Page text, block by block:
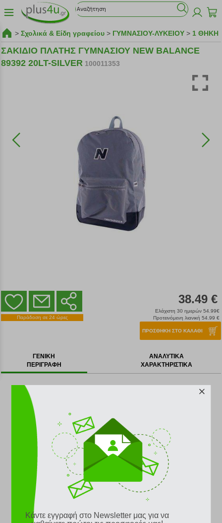
> Σχολικά & Είδη γραφείου > ΓΥΜΝΑΣΙΟΥ-ΛΥΚΕΙΟΥ > 1 ΘΗΚΗ
ΣΑΚΙΔΙΟ ΠΛΑΤΗΣ ΓΥΜΝΑΣΙΟΥ NEW BALANCE
89392 20LT-SILVER 100011353
Παράδοση σε 24 ώρες
38.49 €
Ελάχιστη 30 ημερών 54.99€
Προτεινόμενη λιανική 54.99 €
ΠΡΟΣΘΗΚΗ ΣΤΟ ΚΑΛΑΘΙ
ΓΕΝΙΚΗ
ΠΕΡΙΓΡΑΦΗ
ΑΝΑΛΥΤΙΚΑ
ΧΑΡΑΚΤΗΡΙΣΤΙΚΑ
Σακίδιο πλάτης για παιδιά και για ενήλικες20lt, από την
εταιρεία
Έχει 2 θέσεις: Μία μεγάλη κύρια θέση και μια
μικρότερη μπροστινή
Όλες οι θέσεις κλείνουν με φερμουάρ
Με μαλακούς και ρυθμιζόμενους ιμάντες πλάτης
Με μαλακή πίσω επένδυση
Υλικό: 100% πολυεστέρας
Διαστάσεις: 38 x 32 x 18 cm
Κάντε εγγραφή στο Newsletter μας για να